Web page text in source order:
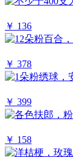
￥ 136
￥ 378
￥ 399
￥ 158